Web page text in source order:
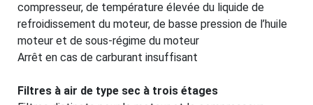
compresseur, de température élevée du liquide de
refroidissement du moteur, de basse pression de l’huile
moteur et de sous-régime du moteur
Arrêt en cas de carburant insuffisant
Filtres à air de type sec à trois étages